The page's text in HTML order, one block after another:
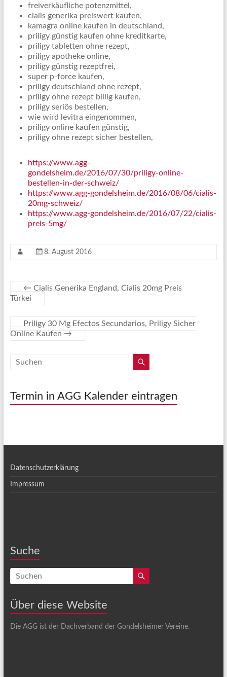
freiverkäufliche potenzmittel,
cialis generika preiswert kaufen,
kamagra online kaufen in deutschland,
priligy günstig kaufen ohne kreditkarte,
priligy tabletten ohne rezept,
priligy apotheke online,
priligy günstig rezeptfrei,
super p-force kaufen,
priligy deutschland ohne rezept,
priligy ohne rezept billig kaufen,
priligy seriös bestellen,
wie wird levitra eingenommen,
priligy online kaufen günstig,
priligy ohne rezept sicher bestellen,
https://www.agg-
gondelsheim.de/2016/07/30/priligy-online-
bestellen-in-der-schweiz/
https://www.agg-gondelsheim.de/2016/08/06/cialis-
20mg-schweiz/
https://www.agg-gondelsheim.de/2016/07/22/cialis-
preis-5mg/
8. August 2016
← Cialis Generika England, Cialis 20mg Preis
Türkei
Priligy 30 Mg Efectos Secundarios, Priligy Sicher
Online Kaufen →
Termin in AGG Kalender eintragen
Datenschutzerklärung
Impressum
Suche
Über diese Website
Die AGG ist der Dachverband der Gondelsheimer Vereine.